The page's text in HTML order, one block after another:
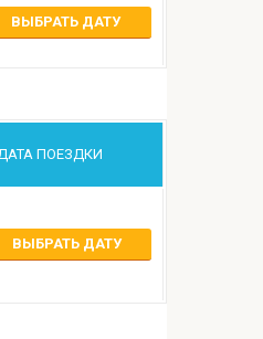
ВЫБРАТЬ ДАТУ
ПОЕЗДКИ
ВЫБРАТЬ ДАТУ